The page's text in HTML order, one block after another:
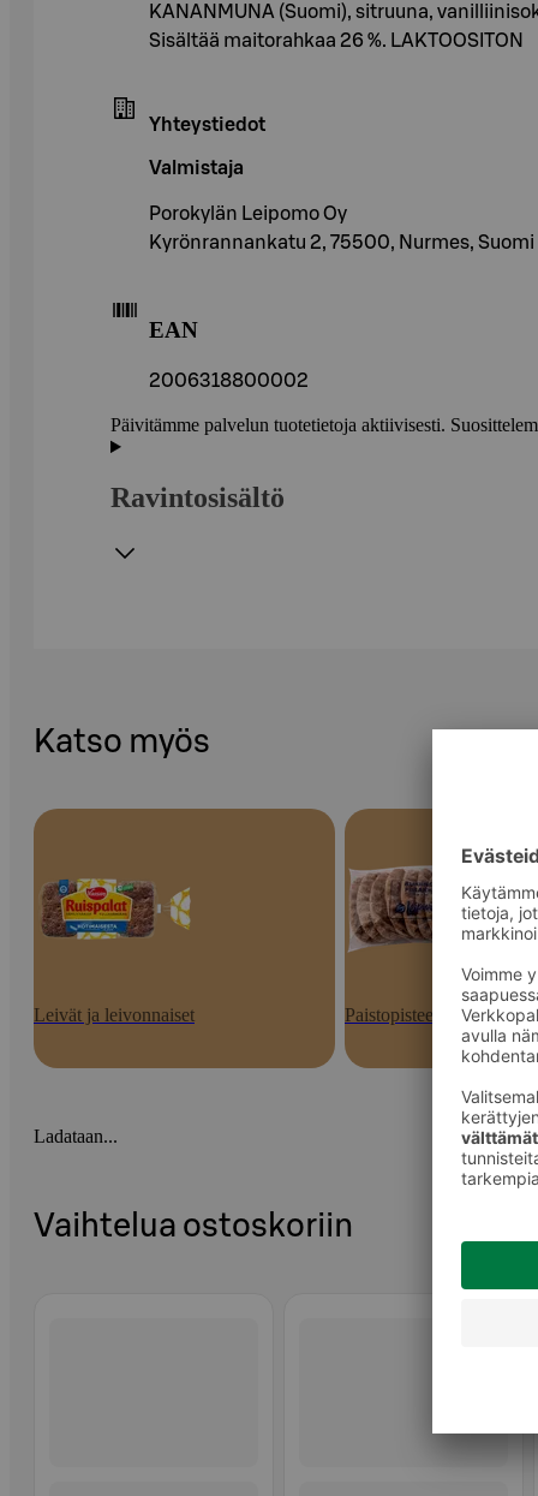
KANANMUNA (Suomi), sitruuna,
Sisältää maitorahkaa 26 %. LAKTOOSITON
Yhteystiedot
Valmistaja
Porokylän Leipomo Oy
Kyrönrannankatu 2, 75500, Nurmes, Suomi
EAN
2006318800002
Päivitämme palvelun tuotetietoja aktiivisesti.
Ravintosisältö
Katso myös
Leivät ja leivonnaiset Paistopisteen tuotteet
Ladataan...
Vaihtelua ostoskoriin